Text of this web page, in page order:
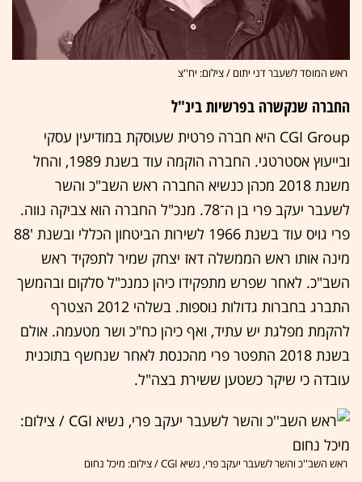
ראש המוסד לשעבר דני יתום / צילום: יח''צ
החברה שנקשרה בפרשיות בינ"ל
CGI Group היא חברה פרטית שעוסקת במודיעין עסקי
ובייעוץ אסטרטגי. החברה הוקמה עוד בשנת 1989, והחל
משנת 2018 מכהן כנשיא החברה ראש השב"כ והשר
לשעבר יעקב פרי בן ה־78. מנכ"ל החברה הוא צביקה נווה.
פרי גויס עוד בשנת 1966 לשירות הביטחון הכללי ובשנת '88
מינה אותו ראש הממשלה דאז יצחק שמיר לתפקיד ראש
השב"כ. לאחר שפרש מתפקידו כיהן כמנכ"ל סלקום ובהמשך
התברג בחברות גדולות נוספות. בשלהי 2012 הצטרף
להקמת מפלגת יש עתיד, ואף כיהן כח"כ ושר מטעמה. אולם
בשנת 2018 התפטר פרי מהכנסת לאחר שנחשף בתוכנית
עובדה כי שיקר כשטען ששירת בצה"ל.
ראש השב''כ והשר לשעבר יעקב פרי, נשיא CGI / צילום: מיכל נחום